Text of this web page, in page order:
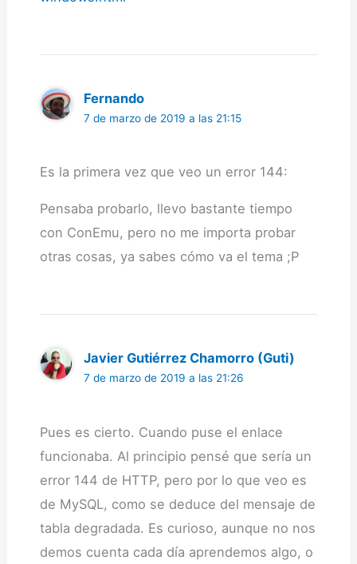
Fernando
7 de marzo de 2019 a las 21:15
Es la primera vez que veo un error 144:
Pensaba probarlo, llevo bastante tiempo
con ConEmu, pero no me importa probar
otras cosas, ya sabes cómo va el tema ;P
Javier Gutiérrez Chamorro (Guti)
7 de marzo de 2019 a las 21:26
Pues es cierto. Cuando puse el enlace
funcionaba. Al principio pensé que sería un
error 144 de HTTP, pero por lo que veo es
de MySQL, como se deduce del mensaje de
tabla degradada. Es curioso, aunque no nos
demos cuenta cada día aprendemos algo, o